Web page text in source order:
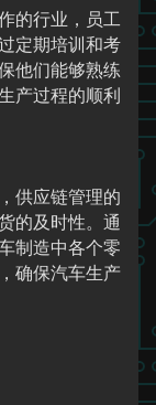
的行业，员工
定期培训和考
他们能够熟练
产过程的顺利
供应链管理的
的及时性。通
制造中各个零
确保汽车生产